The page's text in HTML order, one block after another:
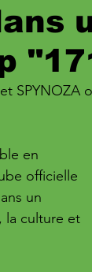
en
officielle
un
la culture et